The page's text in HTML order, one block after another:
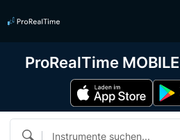
Instrumente suchen...
ProRealTime